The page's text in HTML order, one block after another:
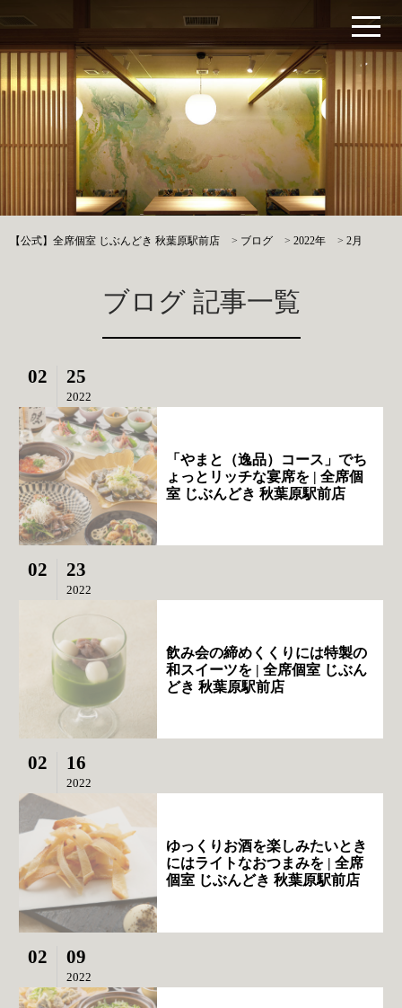
【公式】全席個室 じぶんどき 秋葉原駅前店 > ブログ >2022年 >2月
ブログ 記事一覧
02 25
2022
「やまと（逸品）コース」でち
ょっとリッチな宴席を | 全席個
室 じぶんどき 秋葉原駅前店
02 23
2022
飲み会の締めくくりには特製の
和スイーツを | 全席個室 じぶん
どき 秋葉原駅前店
02 16
2022
ゆっくりお酒を楽しみたいとき
にはライトなおつまみを | 全席
個室 じぶんどき 秋葉原駅前店
02 09
2022